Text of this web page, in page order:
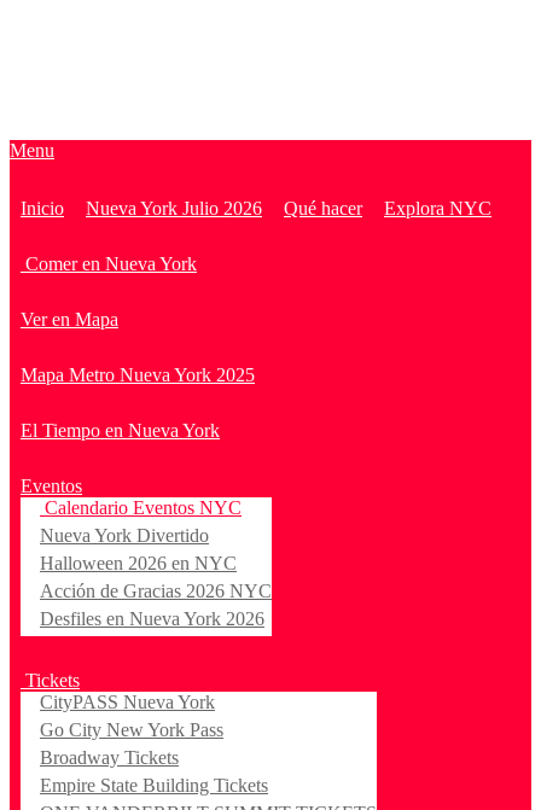
Menu
Inicio Nueva York Julio 2026 Qué hacer Explora NYC
Comer en Nueva York
Ver en Mapa
Mapa Metro Nueva York 2025
El Tiempo en Nueva York
Eventos
Calendario Eventos NYC
Nueva York Divertido
Halloween 2026 en NYC
Acción de Gracias 2026 NYC
Desfiles en Nueva York 2026
Tickets
CityPASS Nueva York
Go City New York Pass
Broadway Tickets
Empire State Building Tickets